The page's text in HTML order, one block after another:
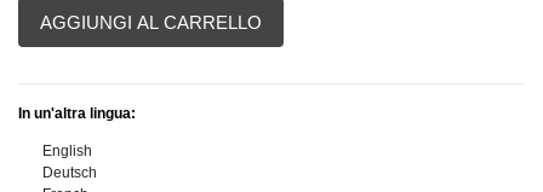
AGGIUNGI AL CARRELLO
In un'altra lingua:
English
Deutsch